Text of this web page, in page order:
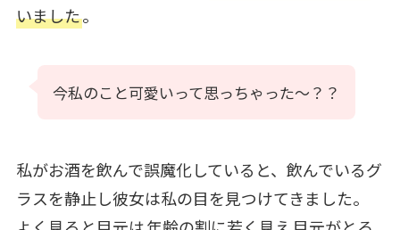
いました。
今私のこと可愛いって思っちゃった〜？？
私がお酒を飲んで誤魔化していると、飲んでいるグ
ラスを静止し彼女は私の目を見つけてきました。